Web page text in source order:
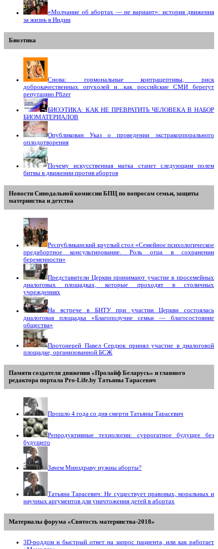
«Молчание об абортах — не вариант»: история движения
за жизнь в Индии
Биоэтика
Снова: гормональные контрацептивы, риск
доброкачественных опухолей и…как российские СМИ берегут
репутацию Pfizer
БИОЭТИКА: КАК НЕ ПРЕВРАТИТЬ ЧЕЛОВЕКА В НАБОР
БИОМАТЕРИАЛОВ
Опубликован Указ о проведении экстракорпорального
оплодотворения
Почему искусственная матка станет следующим полем
битвы в движении против абортов
Новости Синодальной комиссии БПЦ по вопросам семьи, защиты
материнства и детства
Республиканский круглый стол «Семейное психологическое
предабортное консультирование. Роль отца в сохранении
беременности»
Представители Церкви принимают участие в просемейных
диалоговых площадках, которые проходят в столичных
учреждениях
На встрече в БНТУ при участии Церкви состоялась
диалоговая площадка «Благополучие семьи — благосостояние
общества»
Протоиерей Павел Сердюк принял участие в диалоговой
площадке, организованной БСЖ
Памяти создателя движения «Пролайф Беларусь» и главного
редактора портала Pro-Life.by Tатьяны Tарасевич
Прошло 4 года со дня смерти Татьяны Тарасевич
Репродуктивные технологии: суррогатное будущее без
будущего
Зачем Минздраву нужны аборты?
Татьяна Тарасевич: Не существует правовых, моральных и
научных аргументов для уничтожения детей в абортах
Материалы форума «Святость материнства-2018»
3D-роддом и быстрый ответ на запрос пациента, или как работает